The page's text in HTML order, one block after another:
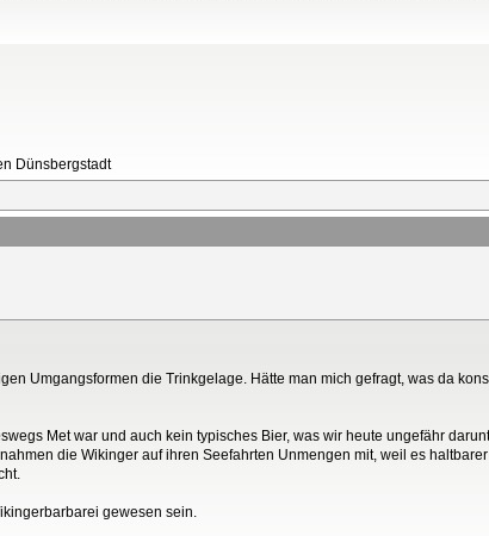
Dünsbergstadt
Umgangsformen die Trinkgelage. Hätte man mich gefragt, was da
Met war und auch kein typisches Bier, was wir heute ungefähr
die Wikinger auf ihren Seefahrten Unmengen mit, weil es
gewesen sein.